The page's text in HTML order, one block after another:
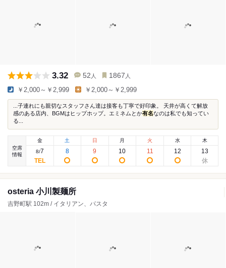
3.32 52 人 1867 人
￥2,000～￥2,999 ￥2,000～￥2,999
...子連れにも親切なスタッフさん達は接客も丁寧で好印象。 天井が高くて解放
感のある店内、BGMはヒップホップ。エミネムとか有名なのは私でも知ってい
る...
空席
情報
金
8/7
土
8
日
9
月
10
火
11
水
12
木
13
osteria 小川製麺所
吉野町駅 102m / イタリアン、パスタ